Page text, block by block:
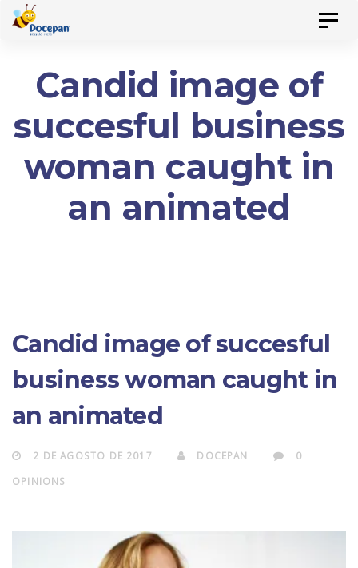
Skip
links
Skip
navigation
content
Candid image of
succesful business
woman caught in
an animated
Candid image of succesful
business woman caught in
an animated
2 DE AGOSTO DE 2017 DOCEPAN
0
OPINIONS